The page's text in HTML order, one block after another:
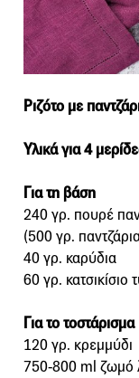
Ριζότο με
Υλικά για 4
Για τη βάση
240 γρ. πουρέ
(500 γρ.
40 γρ. καρύδια
60 γρ. κατσικίσιο
Για το τοστάρισμα
120 γρ. κρεμμύδι
750-800 ml ζωμό